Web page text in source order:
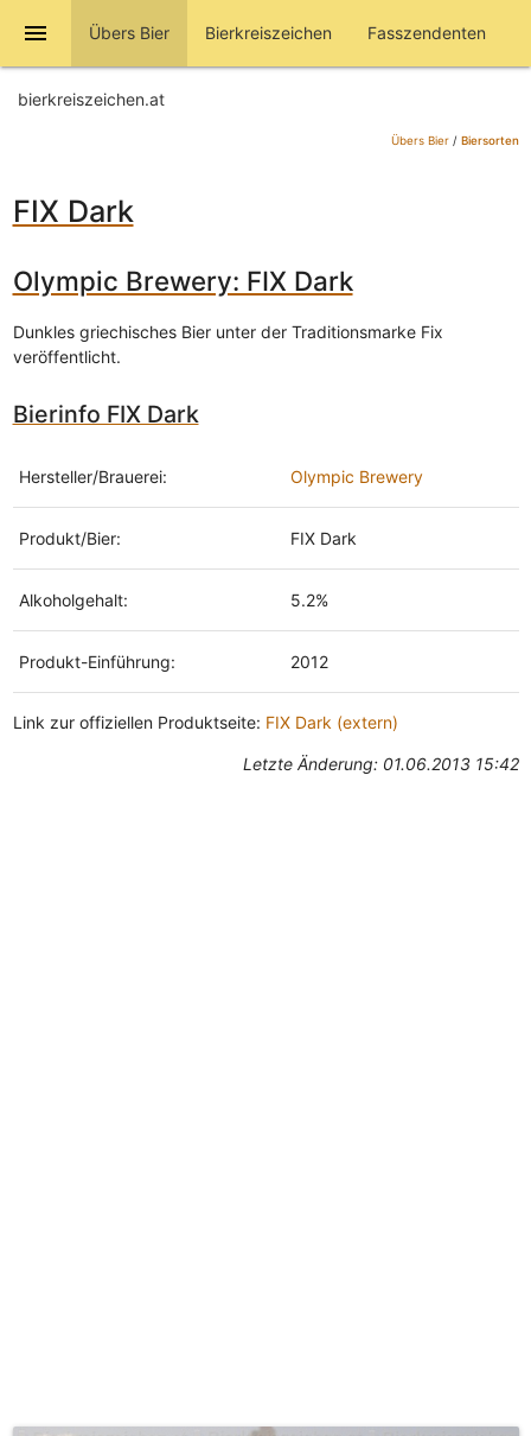
menu Übers Bier Bierkreiszeichen Fasszendenten
bierkreiszeichen.at
Übers Bier/ Biersorten
FIX Dark
Olympic Brewery: FIX Dark
Dunkles griechisches Bier unter der Traditionsmarke Fix
veröffentlicht.
Bierinfo FIX Dark
Hersteller/Brauerei: Olympic Brewery
Produkt/Bier: FIX Dark
Alkoholgehalt: 5.2%
Produkt-Einführung: 2012
Link zur offiziellen Produktseite: FIX Dark (extern)
Letzte Änderung: 01.06.2013 15:42